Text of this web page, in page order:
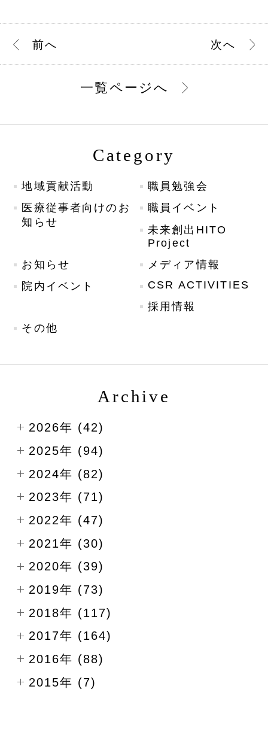
前へ 次へ
一覧ページへ
Category
地域貢献活動
職員勉強会
医療従事者向けのお
知らせ
職員イベント
未来創出HITO
Project
お知らせ
メディア情報
院内イベント
CSR ACTIVITIES
採用情報
その他
Archive
2026年 (42)
2025年 (94)
2024年 (82)
2023年 (71)
2022年 (47)
2021年 (30)
2020年 (39)
2019年 (73)
2018年 (117)
2017年 (164)
2016年 (88)
2015年 (7)